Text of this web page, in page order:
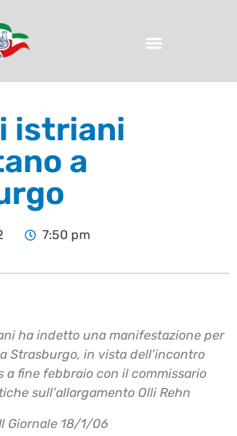
istriani
a
7:50 pm
ha indetto una manifestazione per
Strasburgo, in vista dell’incontro
a fine febbraio con il commissario
sull’allargamento Olli Rehn
Giornale 18/1/06